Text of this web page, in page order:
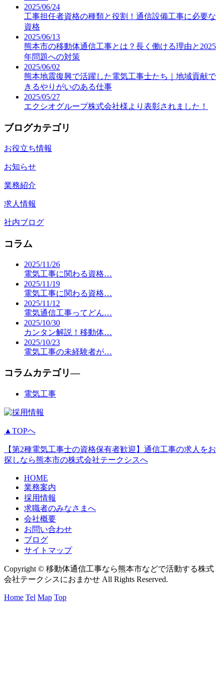
2025/06/24
工事担任者資格の種類と役割！通信設備工事に必要な
資格
2025/06/13
熊本市の移動体通信工事とは？長く働ける理由と2025
年問題への対策
2025/06/02
熊本地震復興で活躍した電気工事士たち｜地域貢献で
きるやりがいのある仕事
2025/05/27
エクシオグループ株式会社様より表彰されました！
ブログカテゴリ
お役立ち情報
お知らせ
業務紹介
求人情報
社内ブログ
コラム
2025/11/26
電気工事に関わる資格…
2025/11/19
電気工事に関わる資格…
2025/11/12
電気通信工事ってどん…
2025/10/30
カンタン解説！移動体…
2025/10/23
電気工事の未経験者が…
コラムカテゴリ―
電気工事
▲TOPへ
【第2種電気工事士の資格保有者歓迎】通信工事の求人をお
探しなら熊本市の株式会社テークシスへ
HOME
業務案内
採用情報
求職者のみなさまへ
会社概要
お問い合わせ
ブログ
サイトマップ
Copyright © 移動体通信工事なら熊本市などで活動する株式
会社テークシスにおまかせ All Rights Reserved.
Home Tel Map Top